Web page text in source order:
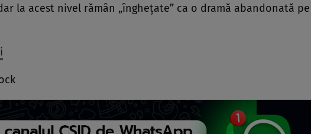
la acest nivel rămân „înghețate” ca o dramă abandonată pe